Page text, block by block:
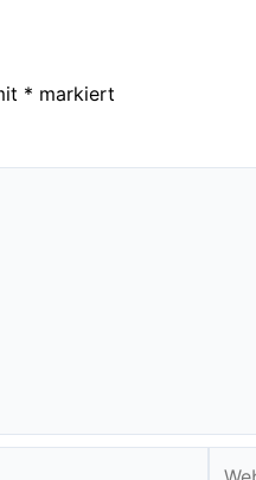
* markiert